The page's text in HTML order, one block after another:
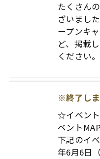
たくさん
ざいまし
ープンキ
ど、掲載
ください
☆イベン
ベント
下記のイ
年6月6日